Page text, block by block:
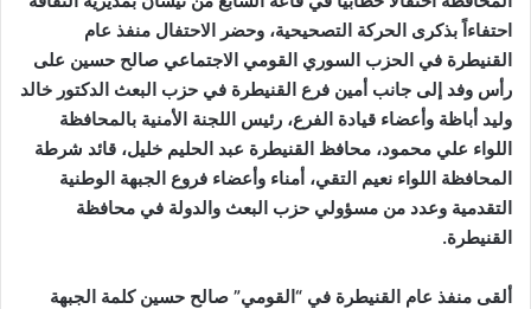
احتفاءاً بذكرى الحركة التصحيحية، وحضر الاحتفال منفذ عام
القنيطرة في الحزب السوري القومي الاجتماعي صالح حسين على
رأس وفد إلى جانب أمين فرع القنيطرة في حزب البعث الدكتور خالد
وليد أباظة وأعضاء قيادة الفرع، رئيس اللجنة الأمنية بالمحافظة
اللواء علي محمود، محافظ القنيطرة عبد الحليم خليل، قائد شرطة
المحافظة اللواء نعيم التقي، أمناء وأعضاء فروع الجبهة الوطنية
التقدمية وعدد من مسؤولي حزب البعث والدولة في محافظة
القنيطرة.
ألقى منفذ عام القنيطرة في “القومي” صالح حسين كلمة الجبهة